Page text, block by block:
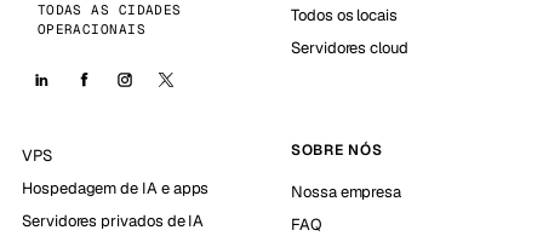
TODAS AS CIDADES
OPERACIONAIS
Todos os locais
Servidores cloud
VPS
Hospedagem de IA e apps
Servidores privados de IA
SOBRE NÓS
Nossa empresa
FAQ